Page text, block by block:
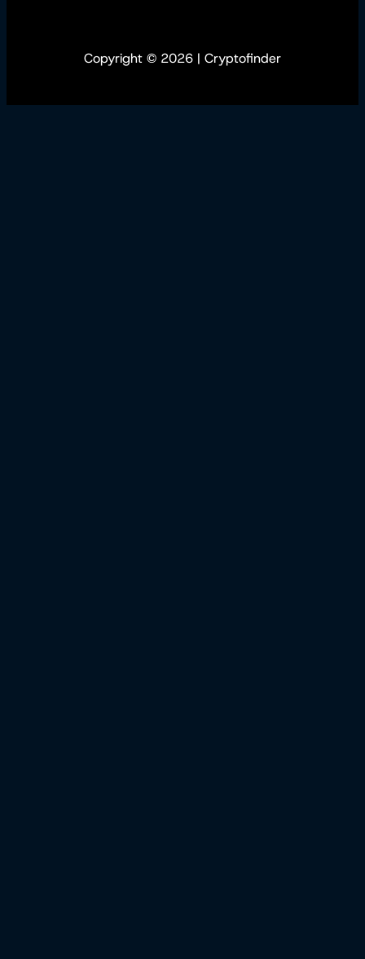
Copyright © 2026 | Cryptofinder